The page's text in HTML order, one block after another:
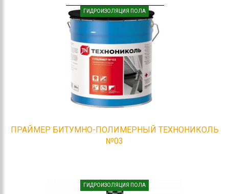
ГИДРОИЗОЛЯЦИЯ ПОЛА
ПРАЙМЕР БИТУМНО-ПОЛИМЕРНЫЙ ТЕХНОНИКОЛЬ
№03
ГИДРОИЗОЛЯЦИЯ ПОЛА